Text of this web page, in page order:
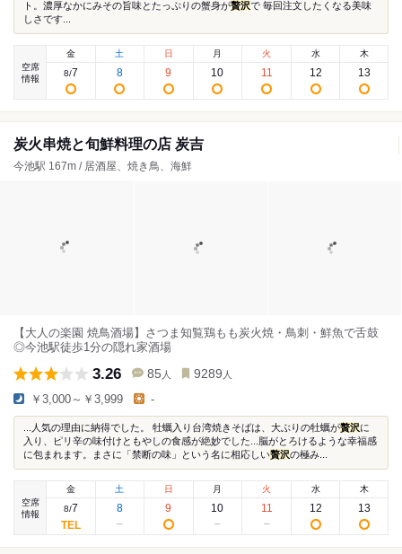
ト。濃厚なかにみその旨味とたっぷりの蟹身が贅沢で 毎回注文したくなる美味
しさです...
空席
情報
金
8/7
土
8
日
9
月
10
火
11
水
12
木
13
炭火串焼と旬鮮料理の店 炭吉
今池駅 167m / 居酒屋、焼き鳥、海鮮
【大人の楽園 焼鳥酒場】さつま知覧鶏もも炭火焼・鳥刺・鮮魚で舌鼓
◎今池駅徒歩1分の隠れ家酒場
3.26 85 人 9289 人
￥3,000～￥3,999 -
...人気の理由に納得でした。 牡蠣入り台湾焼きそばは、大ぶりの牡蠣が贅沢に
入り、ピリ辛の味付けともやしの食感が絶妙でした...脳がとろけるような幸福感
に包まれます。まさに「禁断の味」という名に相応しい贅沢の極み...
空席
情報
金
8/7
土
8
日
9
月
10
火
11
水
12
木
13